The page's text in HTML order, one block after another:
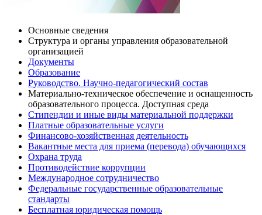
Основные сведения
Структура и органы управления образовательной
организацией
Документы
Образование
Руководство. Научно-педагогический состав
Материально-техническое обеспечение и оснащенность
образовательного процесса. Доступная среда
Стипендии и иные виды материальной поддержки
Платные образовательные услуги
Финансово-хозяйственная деятельность
Вакантные места для приема (перевода) обучающихся
Охрана труда
Противодействие коррупции
Международное сотрудничество
Федеральные государственные образовательные
стандарты
Бесплатная юридическая помощь